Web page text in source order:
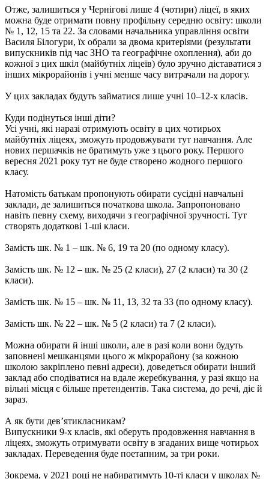
Отже, залишиться у Чернігові лише 4 (чотири) ліцеї, в яких
можна буде отримати повну профільну середню освіту: школи
№ 1, 12, 15 та 22. За словами начальника управління освіти
Василя Білогури, їх обрали за двома критеріями (результати
випускників під час ЗНО та географічне охоплення), аби до
кожної з цих шкіл (майбутніх ліцеїв) було зручно діставатися з
інших мікрорайонів і учні менше часу витрачали на дорогу.
У цих закладах будуть займатися лише учні 10–12-х класів.
Куди подінуться інші діти?
Усі учні, які наразі отримують освіту в цих чотирьох
майбутніх ліцеях, зможуть продовжувати тут навчання. Але
нових першачків не братимуть уже з цього року. Першого
вересня 2021 року тут не буде створено жодного першого
класу.
Натомість батькам пропонують обирати сусідні навчальні
заклади, де залишиться початкова школа. Запропоновано
навіть певну схему, виходячи з географічної зручності. Тут
створять додаткові 1-ші класи.
Замість шк. № 1 – шк. № 6, 19 та 20 (по одному класу).
Замість шк. № 12 – шк. № 25 (2 класи), 27 (2 класи) та 30 (2
класи).
Замість шк. № 15 – шк. № 11, 13, 32 та 33 (по одному класу).
Замість шк. № 22 – шк. № 5 (2 класи) та 7 (2 класи).
Можна обирати й інші школи, але в разі коли вони будуть
заповнені мешканцями цього ж мікрорайону (за кожною
школою закріплено певні адреси), доведеться обирати інший
заклад або сподіватися на вдале жеребкування, у разі якщо на
вільні місця є більше претендентів. Така система, до речі, діє й
зараз.
А як бути дев’ятикласникам?
Випускники 9-х класів, які оберуть продовження навчання в
ліцеях, зможуть отримувати освіту в згаданих вище чотирьох
закладах. Переведення буде поетапним, за три роки.
Зокрема, у 2021 році не набиратимуть 10-ті класи у школах №